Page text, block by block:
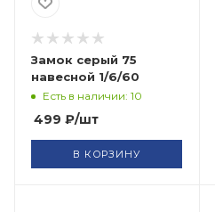
Замок серый 75
навесной 1/6/60
Есть в наличии: 10
499 ₽/шт
В КОРЗИНУ